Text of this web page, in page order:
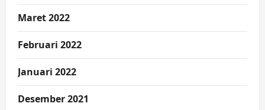
Maret 2022
Februari 2022
Januari 2022
Desember 2021